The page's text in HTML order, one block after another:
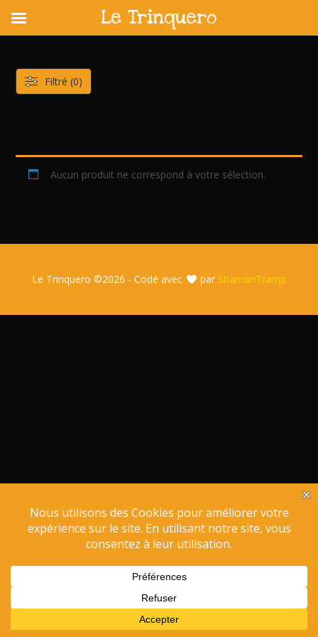
content
Aucun produit ne correspond à votre sélection.
Filtré (0)
Le Trinquero ©2026 - Codé avec par ShamanTramp
Le Trinquero